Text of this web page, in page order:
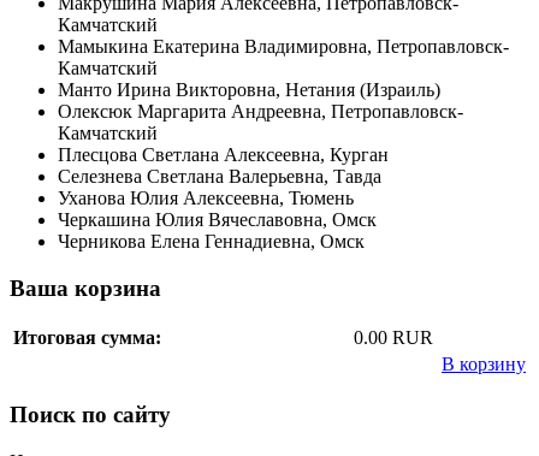
Камчатский
Мамыкина Екатерина Владимировна, Петропавловск-
Камчатский
Манто Ирина Викторовна, Нетания (Израиль)
Олексюк Маргарита Андреевна, Петропавловск-
Камчатский
Плесцова Светлана Алексеевна, Курган
Селезнева Светлана Валерьевна, Тавда
Уханова Юлия Алексеевна, Тюмень
Черкашина Юлия Вячеславовна, Омск
Черникова Елена Геннадиевна, Омск
Ваша корзина
Итоговая сумма:
0.00 RUR
В корзину
Поиск по сайту